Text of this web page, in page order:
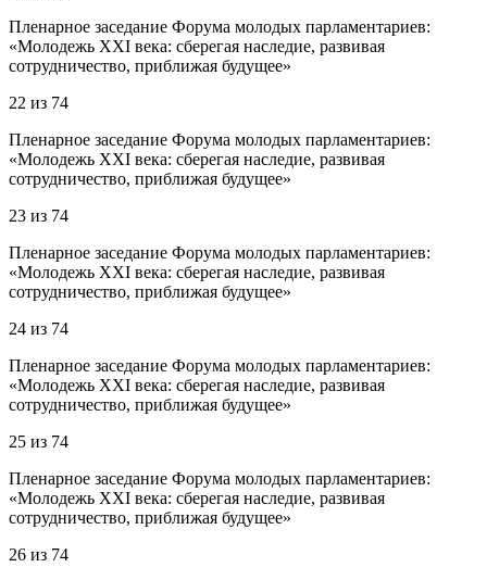
Пленарное заседание Форума молодых парламентариев:
«Молодежь XXI века: сберегая наследие, развивая
сотрудничество, приближая будущее»
22 из 74
Пленарное заседание Форума молодых парламентариев:
«Молодежь XXI века: сберегая наследие, развивая
сотрудничество, приближая будущее»
23 из 74
Пленарное заседание Форума молодых парламентариев:
«Молодежь XXI века: сберегая наследие, развивая
сотрудничество, приближая будущее»
24 из 74
Пленарное заседание Форума молодых парламентариев:
«Молодежь XXI века: сберегая наследие, развивая
сотрудничество, приближая будущее»
25 из 74
Пленарное заседание Форума молодых парламентариев:
«Молодежь XXI века: сберегая наследие, развивая
сотрудничество, приближая будущее»
26 из 74